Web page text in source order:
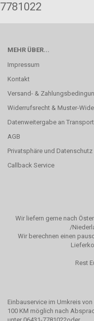
7781022
MEHR ÜBER...
Impressum
Kontakt
Versand- &
Widerrufsrecht & Muster-
Datenweitergabe an
AGB
Privatsphäre und Datenschutz
Callback Service
Wir liefern gerne nach
/
Wir berechnen einen
Rest
Einbauservice im Umkreis von
100 KM möglich nach